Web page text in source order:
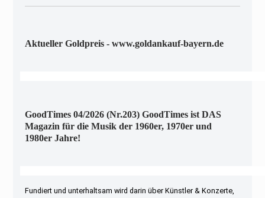
Aktueller Goldpreis - www.goldankauf-bayern.de
GoodTimes 04/2026 (Nr.203) GoodTimes ist DAS
Magazin für die Musik der 1960er, 1970er und
1980er Jahre!
Fundiert und unterhaltsam wird darin über Künstler & Konzerte,